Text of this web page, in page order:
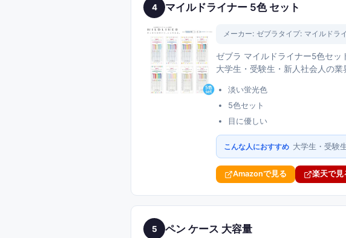
4 マイルドライナー 5色 セット
メーカー: ゼブラ タイプ: マイルドラ
ゼブラ マイルドライナー5色セッ
大学生・受験生・新人社会人の業
淡い蛍光色
5色セット
目に優しい
こんな人におすすめ 大学生・受験
Amazonで見る 楽天で見
5 ペン ケース 大容量